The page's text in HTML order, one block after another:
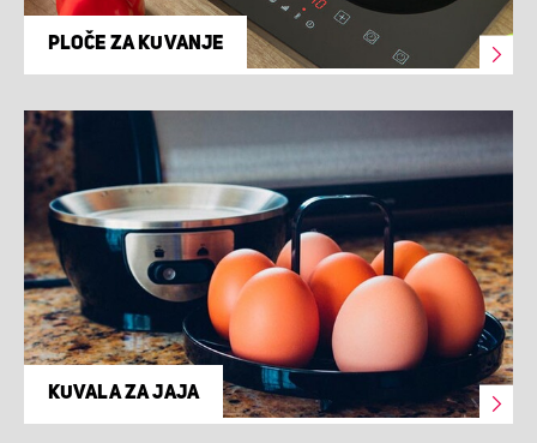
PLOČE ZA KUVANJE
KUVALA ZA JAJA